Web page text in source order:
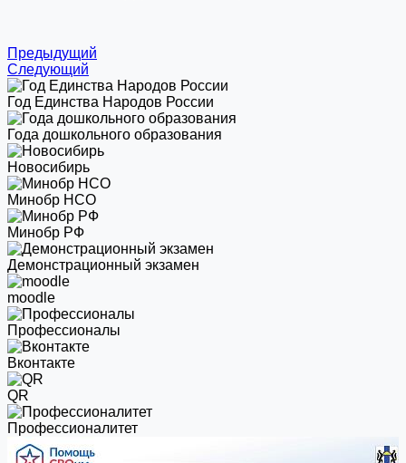
Предыдущий
Следующий
Год Единства Народов России
Года дошкольного образования
Новосибирь
Минобр НСО
Минобр РФ
Демонстрационный экзамен
moodle
Профессионалы
Вконтакте
QR
Профессионалитет